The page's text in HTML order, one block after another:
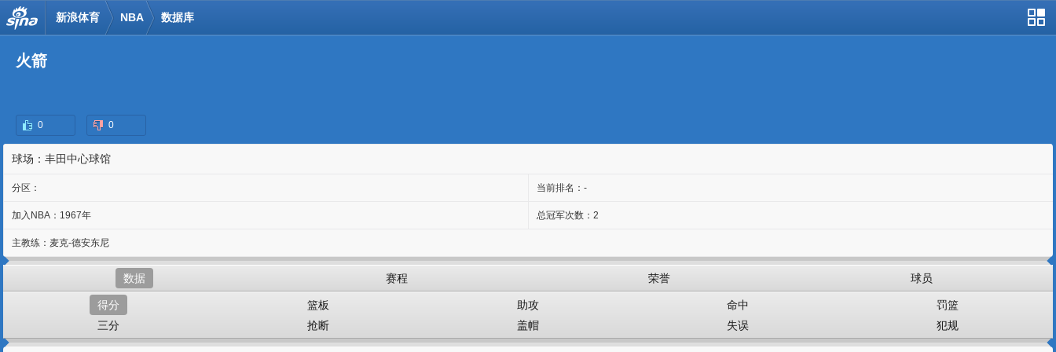
新浪体育 NBA 数据库
火箭
0 0
球场：丰田中心球馆
分区： 当前排名：-
加入NBA：1967年 总冠军次数：2
主教练：麦克-德安东尼
数据 赛程 荣誉 球员
得分 篮板 助攻 命中
罚篮
三分
抢断 盖帽 失误 犯规